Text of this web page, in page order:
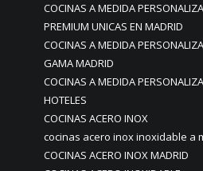
COCINAS A MEDIDA
PREMIUM UNICAS EN MADRID
COCINAS A MEDIDA
GAMA MADRID
COCINAS A MEDIDA
HOTELES
COCINAS ACERO INOX
cocinas acero inox inoxidable a
COCINAS ACERO INOX MADRID